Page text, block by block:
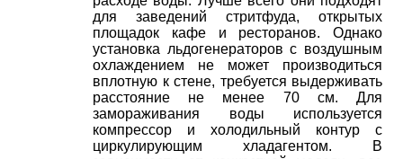
для заведений стритфуда, открытых
площадок кафе и ресторанов. Однако
установка льдогенераторов с воздушным
охлаждением не может производиться
вплотную к стене, требуется выдерживать
расстояние не менее 70 см. Для
замораживания воды используется
компрессор и холодильный контур с
циркулирующим хладагентом. В